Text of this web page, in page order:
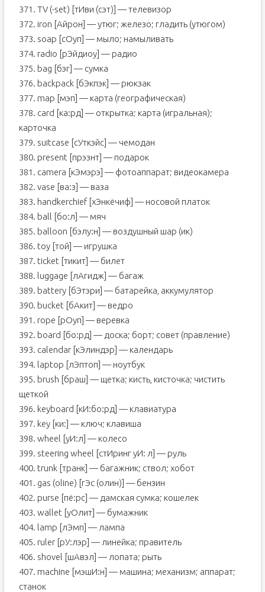
371. TV (-set) [тИви (сэт)] — телевизор
372. iron [Aйрон] — утюг; железо; гладить (утюгом)
373. soap [сOуп] — мыло; намыливать
374. radio [рЭйдиоу] — радио
375. bag [бэг] — сумка
376. backpack [бЭкпэк] — рюкзак
377. map [мэп] — карта (географическая)
378. card [ка:рд] — открытка; карта (игральная);
карточка
379. suitcase [сУткэйс] — чемодан
380. present [прэзнт] — подарок
381. camera [кЭмэрэ] — фотоаппарат; видеокамера
382. vase [ва:з] — ваза
383. handkerchief [хЭнкёчиф] — носовой платок
384. ball [бо:л] — мяч
385. balloon [бэлу:н] — воздушный шар (ик)
386. toy [той] — игрушка
387. ticket [тикит] — билет
388. luggage [лAгидж] — багаж
389. battery [бЭтэри] — батарейка, аккумулятор
390. bucket [бAкит] — ведро
391. rope [рOуп] — веревка
392. board [бо:рд] — доска; борт; совет (правление)
393. calendar [кЭлиндэр] — календарь
394. laptop [лЭптоп] — ноутбук
395. brush [браш] — щетка; кисть, кисточка; чистить
щеткой
396. keyboard [кИ:бо:рд] — клавиатура
397. key [ки:] — ключ; клавиша
398. wheel [уИ:л] — колесо
399. steering wheel [стИринг уИ: л] — руль
400. trunk [транк] — багажник; ствол; хобот
401. gas (oline) [гЭс (олин)] — бензин
402. purse [пё:рс] — дамская сумка; кошелек
403. wallet [уОлит] — бумажник
404. lamp [лЭмп] — лампа
405. ruler [рУ:лэр] — линейка; правитель
406. shovel [шАвэл] — лопата; рыть
407. machine [мэшИ:н] — машина; механизм; аппарат;
станок